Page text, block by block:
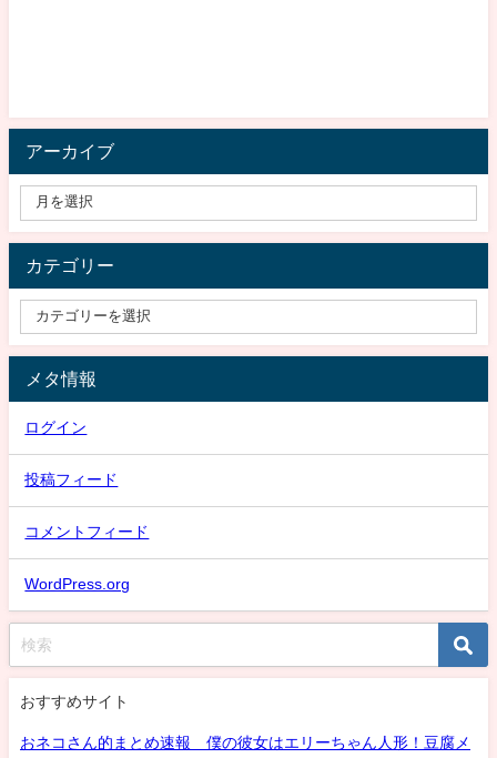
アーカイブ
カテゴリー
メタ情報
ログイン
投稿フィード
コメントフィード
WordPress.org
おすすめサイト
おネコさん的まとめ速報 僕の彼女はエリーちゃん人形！豆腐メ